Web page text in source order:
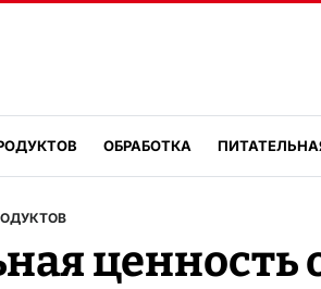
ОБРАБОТКА
ценность